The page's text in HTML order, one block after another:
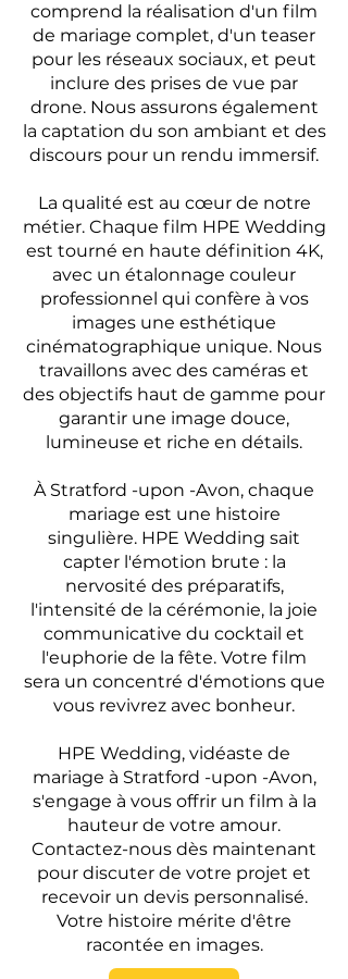
comprend la réalisation d'un film
de mariage complet, d'un teaser
pour les réseaux sociaux, et peut
inclure des prises de vue par
drone. Nous assurons également
la captation du son ambiant et des
discours pour un rendu immersif.
La qualité est au cœur de notre
métier. Chaque film HPE Wedding
est tourné en haute définition 4K,
avec un étalonnage couleur
professionnel qui confère à vos
images une esthétique
cinématographique unique. Nous
travaillons avec des caméras et
des objectifs haut de gamme pour
garantir une image douce,
lumineuse et riche en détails.
À Stratford -upon -Avon, chaque
mariage est une histoire
singulière. HPE Wedding sait
capter l'émotion brute : la
nervosité des préparatifs,
l'intensité de la cérémonie, la joie
communicative du cocktail et
l'euphorie de la fête. Votre film
sera un concentré d'émotions que
vous revivrez avec bonheur.
HPE Wedding, vidéaste de
mariage à Stratford -upon -Avon,
s'engage à vous offrir un film à la
hauteur de votre amour.
Contactez-nous dès maintenant
pour discuter de votre projet et
recevoir un devis personnalisé.
Votre histoire mérite d'être
racontée en images.